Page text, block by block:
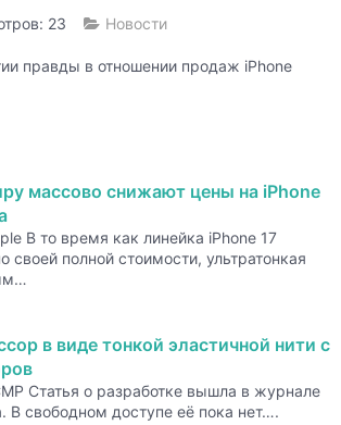
23 Новости
правды в отношении продаж iPhone
массово снижают цены на iPhone
В то время как линейка iPhone 17
своей полной стоимости, ультратонкая
в виде тонкой эластичной нити с
Статья о разработке вышла в журнале
В свободном доступе её пока нет….